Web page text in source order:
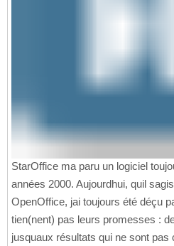
StarOffice ma paru un logiciel
années 2000. Aujourdhui, quil
OpenOffice, jai toujours été déçu
tien(nent) pas leurs promesses :
jusquaux résultats qui ne sont